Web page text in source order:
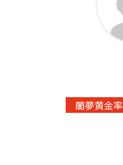
蘭夢黄金率